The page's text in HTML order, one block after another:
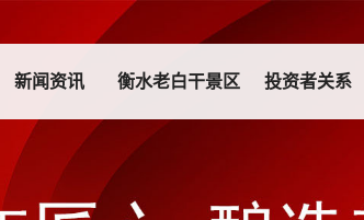
新闻资讯 衡水老白干景区 投资者关系